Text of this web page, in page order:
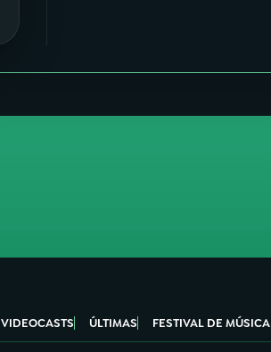
VIDEOCASTS ÚLTIMAS FESTIVAL DE MÚSICA